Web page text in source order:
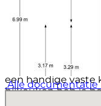
zorgt voor een
Achter de keuken
bijkeuken. Hier is
comfortabele
voldoende ruimte
koelkast of
een handige vaste
bijkeuken heb je
garage wat zorgt
Alle documentatie